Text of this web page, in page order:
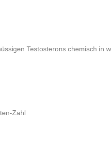
Testosterons chemisch in
Zahl